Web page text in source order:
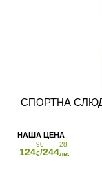
СПОРТНА
124
90
€/244
28
лв.